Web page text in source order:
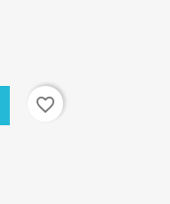
favorite_border